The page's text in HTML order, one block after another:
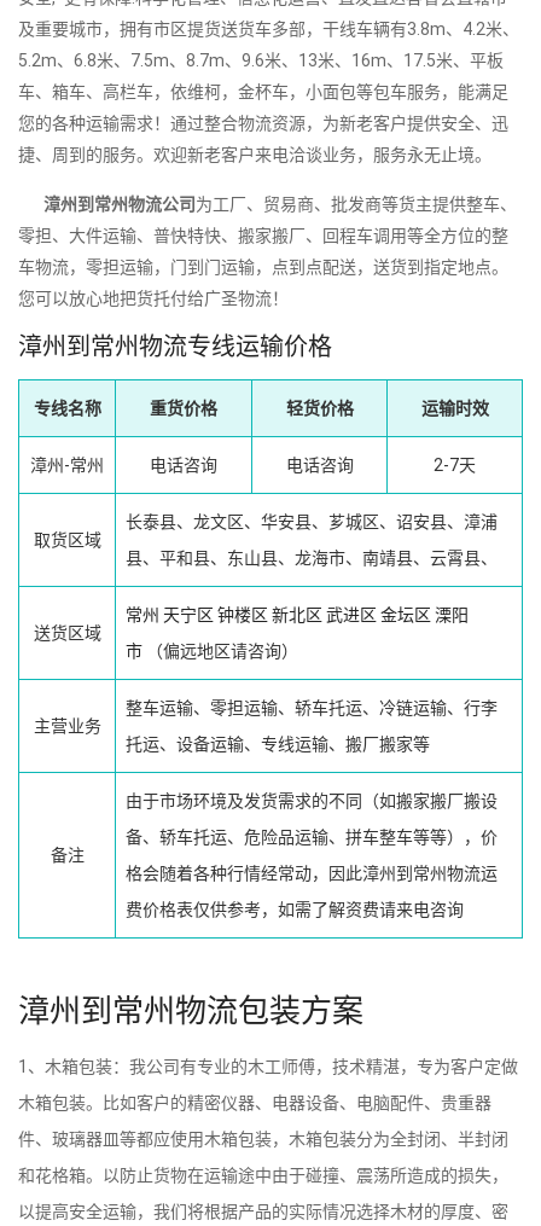
及重要城市，拥有市区提货送货车多部，干线车辆有3.8m、4.2米、
5.2m、6.8米、7.5m、8.7m、9.6米、13米、16m、17.5米、平板
车、箱车、高栏车，依维柯，金杯车，小面包等包车服务，能满足
您的各种运输需求！通过整合物流资源，为新老客户提供安全、迅
捷、周到的服务。欢迎新老客户来电洽谈业务，服务永无止境。
漳州到常州物流公司为工厂、贸易商、批发商等货主提供整车、
零担、大件运输、普快特快、搬家搬厂、回程车调用等全方位的整
车物流，零担运输，门到门运输，点到点配送，送货到指定地点。
您可以放心地把货托付给广圣物流！
漳州到常州物流专线运输价格
专线名称 重货价格 轻货价格 运输时效
漳州-常州 电话咨询 电话咨询 2-7天
取货区域
长泰县、龙文区、华安县、芗城区、诏安县、漳浦
县、平和县、东山县、龙海市、南靖县、云霄县、
送货区域
常州 天宁区 钟楼区 新北区 武进区 金坛区 溧阳
市 （偏远地区请咨询）
主营业务
整车运输、零担运输、轿车托运、冷链运输、行李
托运、设备运输、专线运输、搬厂搬家等
备注
由于市场环境及发货需求的不同（如搬家搬厂搬设
备、轿车托运、危险品运输、拼车整车等等），价
格会随着各种行情经常动，因此漳州到常州物流运
费价格表仅供参考，如需了解资费请来电咨询
漳州到常州物流包装方案
1、木箱包装：我公司有专业的木工师傅，技术精湛，专为客户定做
木箱包装。比如客户的精密仪器、电器设备、电脑配件、贵重器
件、玻璃器皿等都应使用木箱包装，木箱包装分为全封闭、半封闭
和花格箱。以防止货物在运输途中由于碰撞、震荡所造成的损失，
以提高安全运输，我们将根据产品的实际情况选择木材的厚度、密